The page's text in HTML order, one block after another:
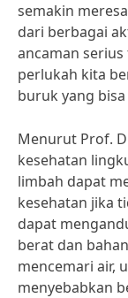
semakin
dari berbagai
ancaman
perlukah kita
buruk yang
Menurut Prof.
kesehatan
limbah dapat
kesehatan jika
dapat
berat dan
mencemari air,
menyebabkan